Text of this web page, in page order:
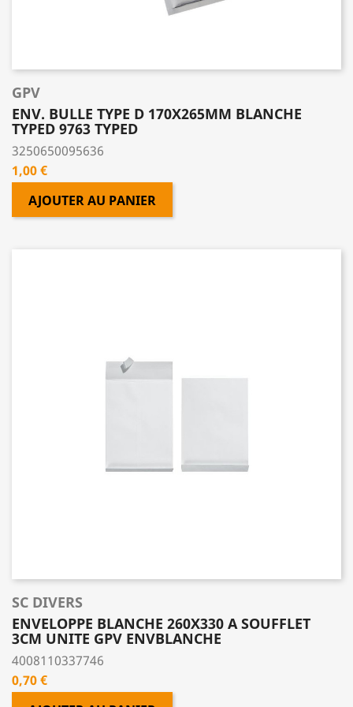
GPV
ENV. BULLE TYPE D 170X265MM BLANCHE
TYPED 9763 TYPED
3250650095636
Prix
1,00 €
AJOUTER AU PANIER
SC DIVERS
ENVELOPPE BLANCHE 260X330 A SOUFFLET
3CM UNITE GPV ENVBLANCHE
4008110337746
Prix
0,70 €